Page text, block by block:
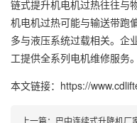
链式提升机电机过热往往与
机电机过热可能与输送带跑
多与液压系统过载相关。企
工提供全系列电机维修服务。
本文链接：https://